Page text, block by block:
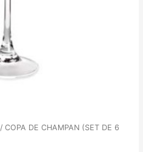
/ COPA DE CHAMPAN (SET DE 6